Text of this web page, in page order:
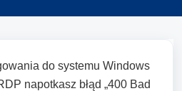
do systemu Windows
napotkasz błąd „400 Bad